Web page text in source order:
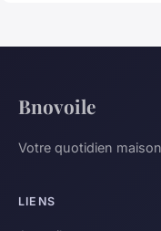
Bnovoile
Votre quotidien
LIENS